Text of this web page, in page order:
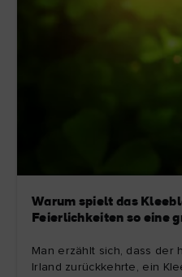
Warum spielt das
Feierlichkeiten so eine
Man erzählt sich, dass der
Irland zurückkehrte, ein